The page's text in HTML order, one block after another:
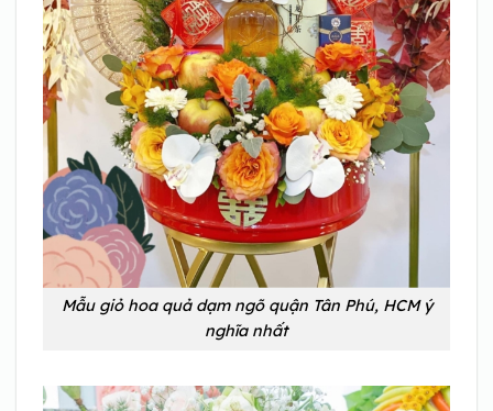
Mẫu giỏ hoa quả dạm ngõ quận Tân Phú, HCM ý
nghĩa nhất